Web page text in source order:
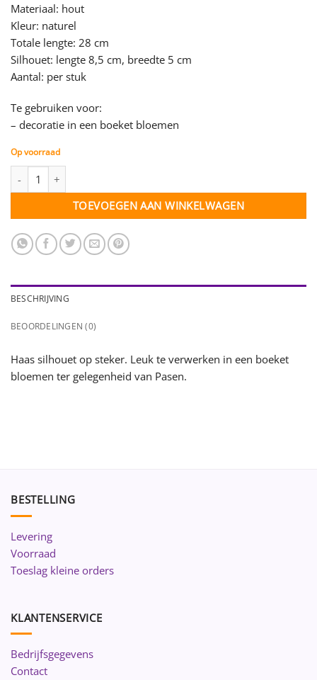
Materiaal: hout
Kleur: naturel
Totale lengte: 28 cm
Silhouet: lengte 8,5 cm, breedte 5 cm
Aantal: per stuk
Te gebruiken voor:
– decoratie in een boeket bloemen
Op voorraad
TOEVOEGEN AAN WINKELWAGEN
BESCHRIJVING
BEOORDELINGEN (0)
Haas silhouet op steker. Leuk te verwerken in een boeket
bloemen ter gelegenheid van Pasen.
BESTELLING
Levering
Voorraad
Toeslag kleine orders
KLANTENSERVICE
Bedrijfsgegevens
Contact